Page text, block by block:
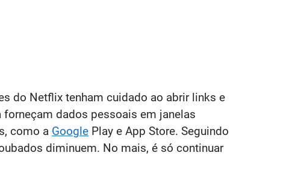
do Netflix tenham cuidado ao abrir links e
dados pessoais em janelas
como a Google Play e App Store. Seguindo
diminuem. No mais, é só continuar